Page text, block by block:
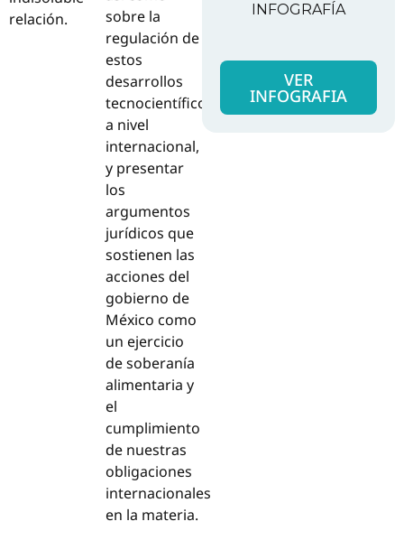
relación.
sobre la
regulación de
estos
desarrollos
tecnocientíficos,
a nivel
internacional,
y presentar
los
argumentos
jurídicos que
sostienen las
acciones del
gobierno de
México como
un ejercicio
de soberanía
alimentaria y
el
cumplimiento
de nuestras
obligaciones
internacionales
en la materia.
INFOGRAFÍA
VER
INFOGRAFIA